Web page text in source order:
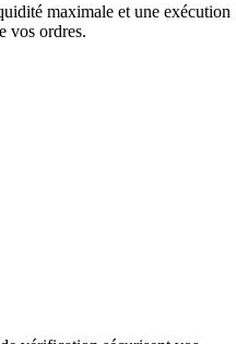
maximale et une exécution
vos ordres.